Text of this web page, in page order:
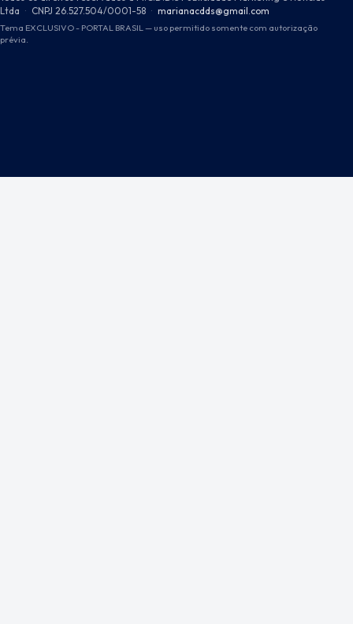
Ltda · CNPJ 26.527.504/0001-58 · marianacdds@gmail.com
Tema EXCLUSIVO - PORTAL BRASIL — uso permitido somente com autorização
prévia.